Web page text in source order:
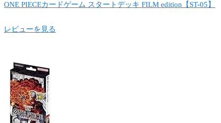
ONE PIECEカードゲーム スタートデッキ FILM edition【ST-05】
レビューを見る